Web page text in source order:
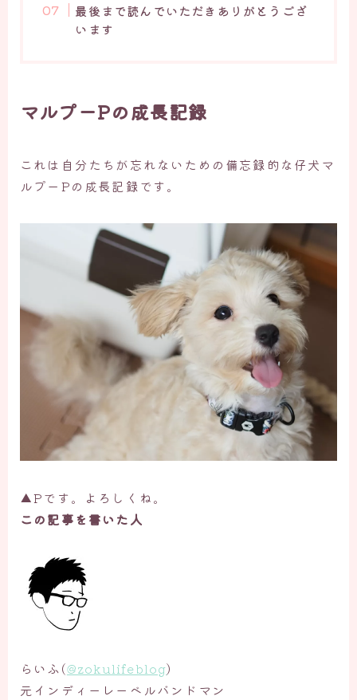
最後まで読んでいただきありがとうござ
います
マルプーPの成長記録
これは自分たちが忘れないための備忘録的な仔犬マ
ルプーPの成長記録です。
▲Pです。よろしくね。
この記事を書いた人
らいふ(@zokulifeblog)
元インディーレーベルバンドマン